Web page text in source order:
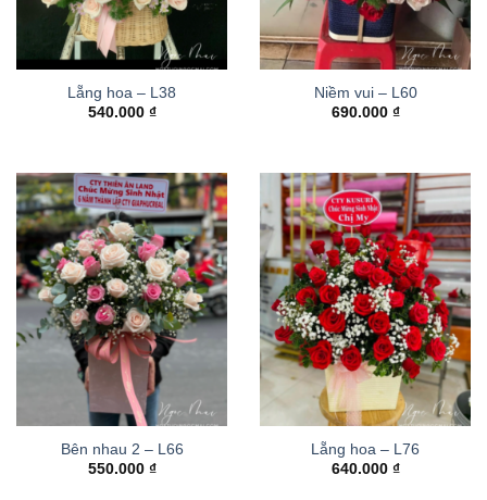
Lẵng hoa – L38
540.000 ₫
Niềm vui – L60
690.000 ₫
Bên nhau 2 – L66
550.000 ₫
Lẵng hoa – L76
640.000 ₫